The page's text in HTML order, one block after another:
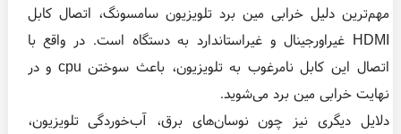
مهم‌ترین دلیل خرابی مین برد تلویزیون سامسونگ، اتصال کابل
HDMI غیراورجینال و غیراستاندارد به دستگاه است. در واقع با
اتصال این کابل نامرغوب به تلویزیون، باعث سوختن cpu و در
نهایت خرابی مین ‌برد می‌شوید.
دلایل دیگری نیز چون نوسان‌های برق، آب‌خوردگی تلویزیون،